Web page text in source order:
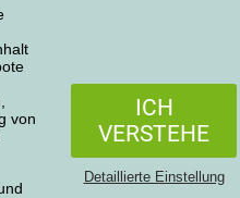
von
ICH
VERSTEHE
Detaillierte Einstellung